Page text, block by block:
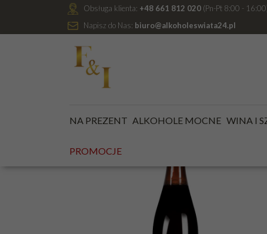
Obsługa klienta: +48 661 812 020 (Pn-Pt 8:00 -
Napisz do Nas: biuro@alkoholeswiata24.pl
NA PREZENT ALKOHOLE MOCNE WINA I
PROMOCJE